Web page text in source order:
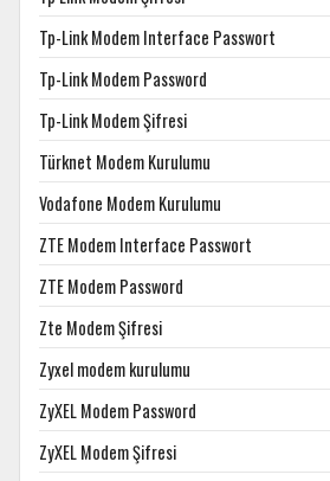
Tp-Link Modem Interface Passwort
Tp-Link Modem Password
Tp-Link Modem Şifresi
Türknet Modem Kurulumu
Vodafone Modem Kurulumu
ZTE Modem Interface Passwort
ZTE Modem Password
Zte Modem Şifresi
Zyxel modem kurulumu
ZyXEL Modem Password
ZyXEL Modem Şifresi